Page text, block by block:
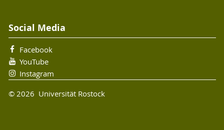
Social Media
Facebook
YouTube
Instagram
© 2026 Universität Rostock